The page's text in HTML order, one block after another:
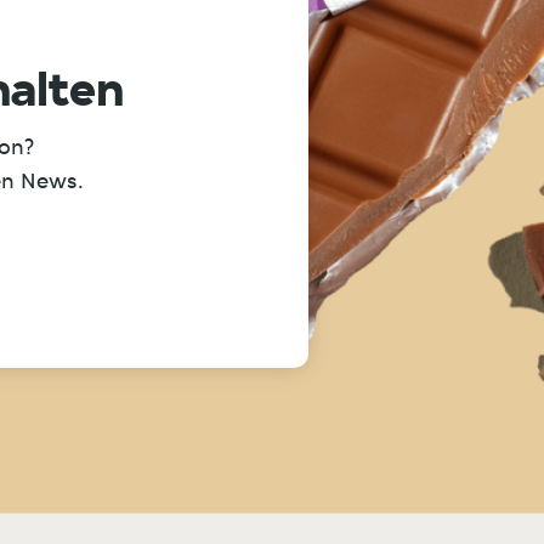
News.